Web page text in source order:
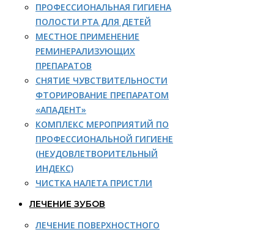
ПРОФЕССИОНАЛЬНАЯ ГИГИЕНА
ПОЛОСТИ РТА ДЛЯ ДЕТЕЙ
МЕСТНОЕ ПРИМЕНЕНИЕ
РЕМИНЕРАЛИЗУЮЩИХ
ПРЕПАРАТОВ
СНЯТИЕ ЧУВСТВИТЕЛЬНОСТИ
ФТОРИРОВАНИЕ ПРЕПАРАТОМ
«АПАДЕНТ»
КОМПЛЕКС МЕРОПРИЯТИЙ ПО
ПРОФЕССИОНАЛЬНОЙ ГИГИЕНЕ
(НЕУДОВЛЕТВОРИТЕЛЬНЫЙ
ИНДЕКС)
ЧИСТКА НАЛЕТА ПРИСТЛИ
ЛЕЧЕНИЕ ЗУБОВ
ЛЕЧЕНИЕ ПОВЕРХНОСТНОГО